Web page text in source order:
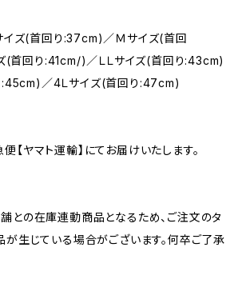
サイズ(首回り:37cm)／Ｍサイズ(首回
(首回り:41cm/)／ＬＬサイズ(首回り:43cm)
:45cm)／4Ｌサイズ(首回り:47cm)
【ヤマト運輸】にてお届けいたします。
との在庫連動商品となるため、ご注文のタ
が生じている場合がございます。何卒ご了承